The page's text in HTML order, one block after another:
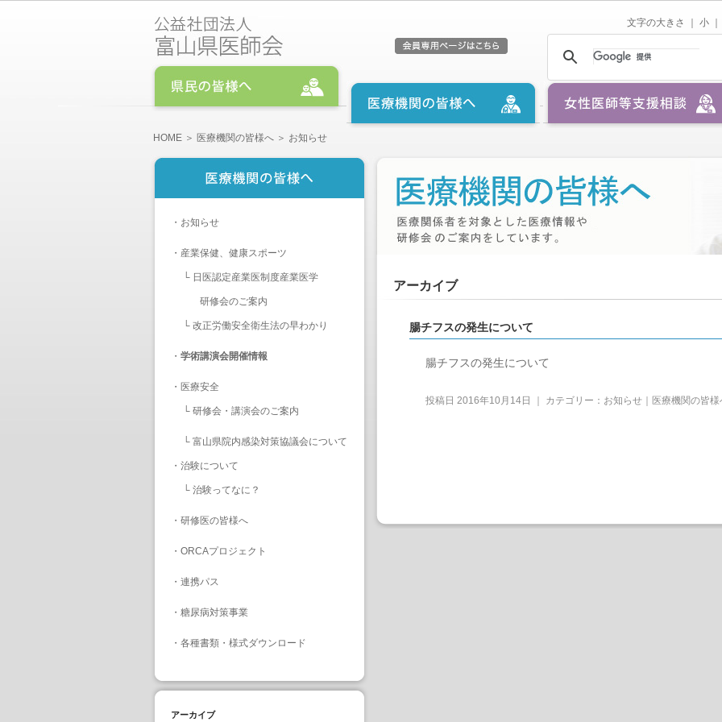
文字の大きさ ｜ 小
HOME ＞ 医療機関の皆様へ ＞ お知らせ
・ お知らせ
・ 産業保健、健康スポーツ
└ 日医認定産業医制度産業医学
研修会のご案内
└ 改正労働安全衛生法の早わかり
・ 学術講演会開催情報
・ 医療安全
└ 研修会・講演会のご案内
└ 富山県院内感染対策協議会について
・ 治験について
└ 治験ってなに？
・ 研修医の皆様へ
・ ORCAプロジェクト
・ 連携パス
・ 糖尿病対策事業
・ 各種書類・様式ダウンロード
アーカイブ
アーカイブ
腸チフスの発生について
腸チフスの発生について
投稿日 2016年10月14日 ｜ カテゴリー： お知らせ｜医療機関の皆様